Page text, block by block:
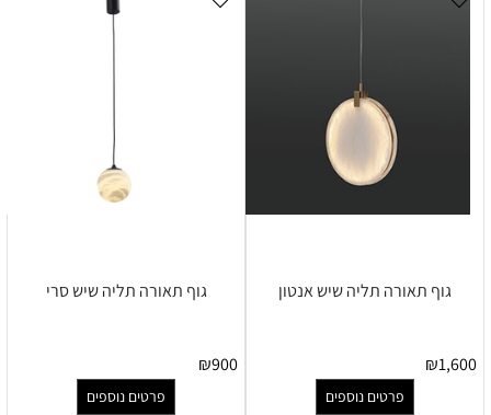
גוף תאורה תליה שיש אנטון
₪1,600
פרטים נוספים
גוף תאורה תליה שיש סרי
₪900
פרטים נוספים